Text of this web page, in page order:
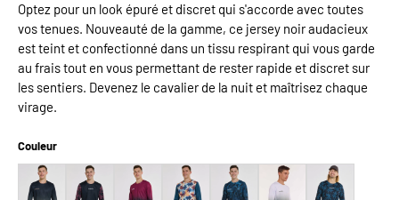
Optez pour un look épuré et discret qui s'accorde avec toutes
vos tenues. Nouveauté de la gamme, ce jersey noir audacieux
est teint et confectionné dans un tissu respirant qui vous garde
au frais tout en vous permettant de rester rapide et discret sur
les sentiers. Devenez le cavalier de la nuit et maîtrisez chaque
virage.
Couleur